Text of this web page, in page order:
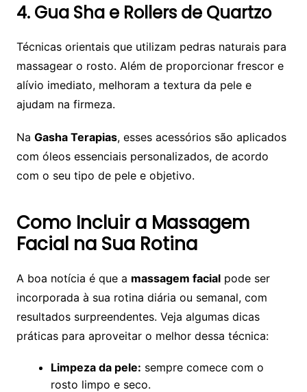
4. Gua Sha e Rollers de Quartzo
Técnicas orientais que utilizam pedras naturais para
massagear o rosto. Além de proporcionar frescor e
alívio imediato, melhoram a textura da pele e
ajudam na firmeza.
Na Gasha Terapias, esses acessórios são aplicados
com óleos essenciais personalizados, de acordo
com o seu tipo de pele e objetivo.
Como Incluir a Massagem
Facial na Sua Rotina
A boa notícia é que a massagem facialpode ser
incorporada à sua rotina diária ou semanal, com
resultados surpreendentes. Veja algumas dicas
práticas para aproveitar o melhor dessa técnica:
Limpeza da pele: sempre comece com o
rosto limpo e seco.